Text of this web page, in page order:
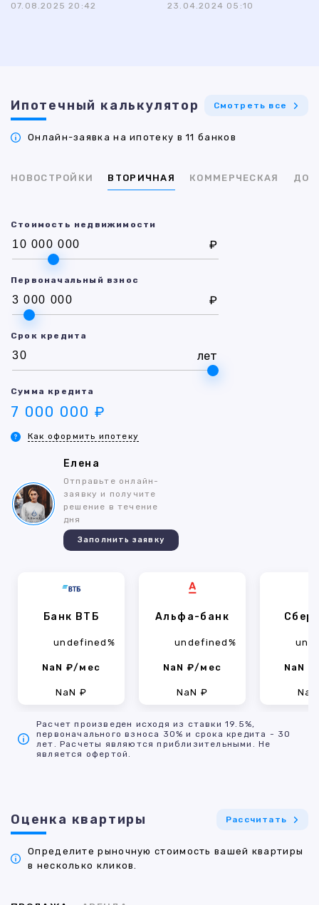
07.08.2025 20:42 23.04.2024 05:10
Ипотечный калькулятор Смотреть все
Онлайн-заявка на ипотеку в 11 банков
НОВОСТРОЙКИ ВТОРИЧНАЯ КОММЕРЧЕСКАЯ ДОМ
Стоимость недвижимости
₽
Первоначальный взнос
₽
Срок кредита
лет
Сумма кредита
7 000 000 ₽
Как оформить ипотеку
Елена
Отправьте онлайн-
заявку и получите
решение в течение
дня
Заполнить заявку
Банк ВТБ
undefined%
NaN ₽/мес
NaN ₽
Альфа-банк
undefined%
NaN ₽/мес
NaN ₽
NaN
Расчет произведен исходя из ставки 19.5%,
первоначального взноса 30% и срока кредита - 30
лет. Расчеты являются приблизительными. Не
является офертой.
Оценка квартиры Рассчитать
Определите рыночную стоимость вашей квартиры
в несколько кликов.